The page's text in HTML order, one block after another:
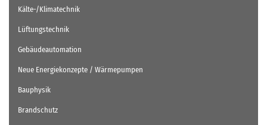
Kälte-/Klimatechnik
Lüftungstechnik
Gebäudeautomation
Neue Energiekonzepte / Wärmepumpen
Bauphysik
Brandschutz